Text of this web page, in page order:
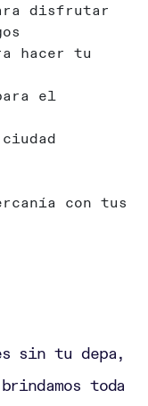
disfrutar
hacer tu
el
con tus
sin tu depa,
toda